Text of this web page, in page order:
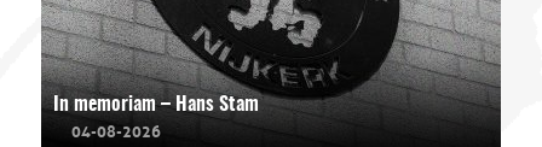
In memoriam – Hans Stam
04-08-2026